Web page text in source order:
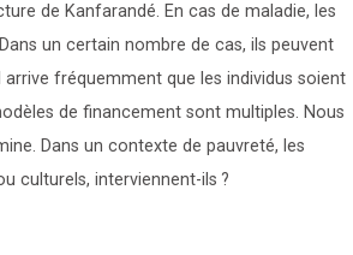
de Kanfarandé. En cas de maladie, les
un certain nombre de cas, ils peuvent
fréquemment que les individus soient
de financement sont multiples. Nous
Dans un contexte de pauvreté, les
culturels, interviennent-ils ?